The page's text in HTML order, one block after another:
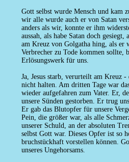
Gott selbst wurde Mensch und kam
wir alle wurde auch er von Satan
anders als wir, konnte er ihm
aussah, als habe Satan doch gesiegt,
am Kreuz von Golgatha hing, als er
Verbrecher zu Tode kommen sollte,
Erlösungswerk für uns.
Ja, Jesus starb, verurteilt am Kreuz
nicht halten. Am dritten Tage war
wieder aufgefahren zum Vater. Er,
unsere Sünden gestorben. Er trug
Er gab das Blutopfer für unsere
Pein, die größer war, als alle
unserer Schuld, an der absoluten
selbst Gott war. Dieses Opfer ist so
bruchstückhaft vorstellen können.
unseres Ungehorsams.